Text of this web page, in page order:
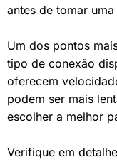
antes de tomar
Um dos pontos
tipo de conexão
oferecem
podem ser mais
escolher a melhor
Verifique em